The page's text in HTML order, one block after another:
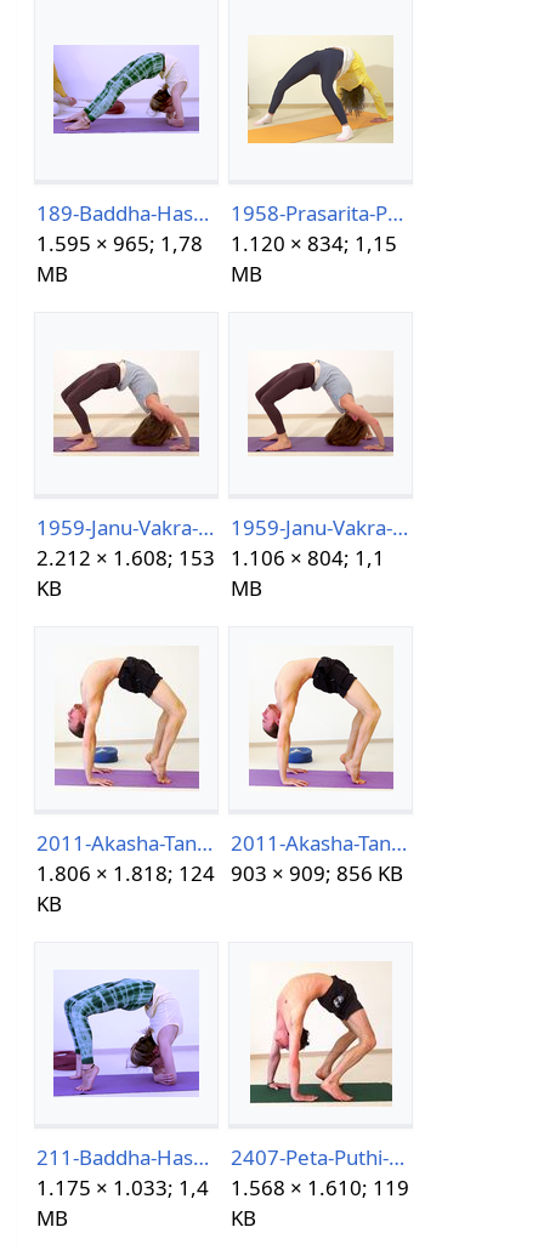
189-Baddha-Hasta-Dvi-Pada-Viparita-DandasanaAsanalexikon.png
1.595 × 965; 1,78
MB
1958-Prasarita-Pada-Chakrasana.png
1.120 × 834; 1,15
MB
1959-Janu-Vakra-Chakrasana.jpg
2.212 × 1.608; 153
KB
1959-Janu-Vakra-Chakrasana.png
1.106 × 804; 1,1
MB
2011-Akasha-Tanasana.jpg
1.806 × 1.818; 124
KB
2011-Akasha-Tanasana.png
903 × 909; 856 KB
211-Baddha-Hasta-Prapada-Chakra-Bandhasana.png
1.175 × 1.033; 1,4
MB
2407-Peta-Puthi-Asana-.jpg
1.568 × 1.610; 119
KB